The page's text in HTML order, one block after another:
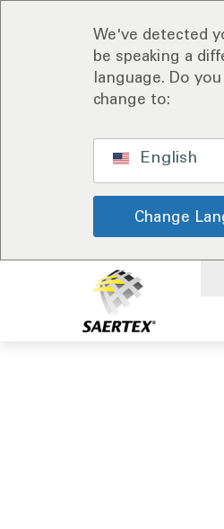
We've detected
be speaking a
language. Do
change to:
English
Change